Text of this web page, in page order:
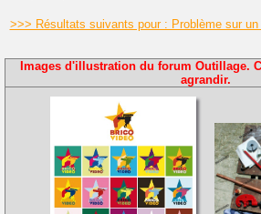
>>> Résultats suivants pour : Problème sur
Images d'illustration du forum Outillage.
agrandir.